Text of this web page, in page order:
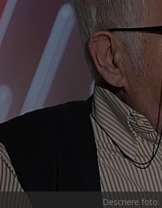
Descriere foto: